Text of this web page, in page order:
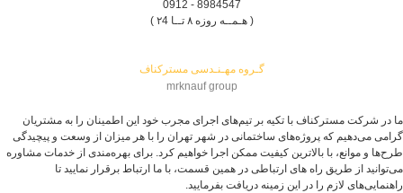
8984547 - 0912
( هـمــه روزه ۸ تــا ۲4 )
گـروه مهـنـدسی مسترکناف
mrknauf group
ما در شرکت مسترکناف با تکیه بر تیم‌های اجرای مجرب خود این اطمینان را به مشتریان
گرامی می‌دهیم که پروژه‌های ساختمانی در شهر تهران را با هر میزان از وسعت و پیچیدگی
طرح‌ها و موانع، با بالاترین کیفیت ممکن اجرا خواهیم کرد. برای بهره‌مندی از خدمات مشاوره
می‌توانید از طریق راه های ارتباطی در همین قسمت، با ما ارتباط برقرار نمایید تا
راهنمایی‌های لازم را در این زمینه دریافت بفرمایید.